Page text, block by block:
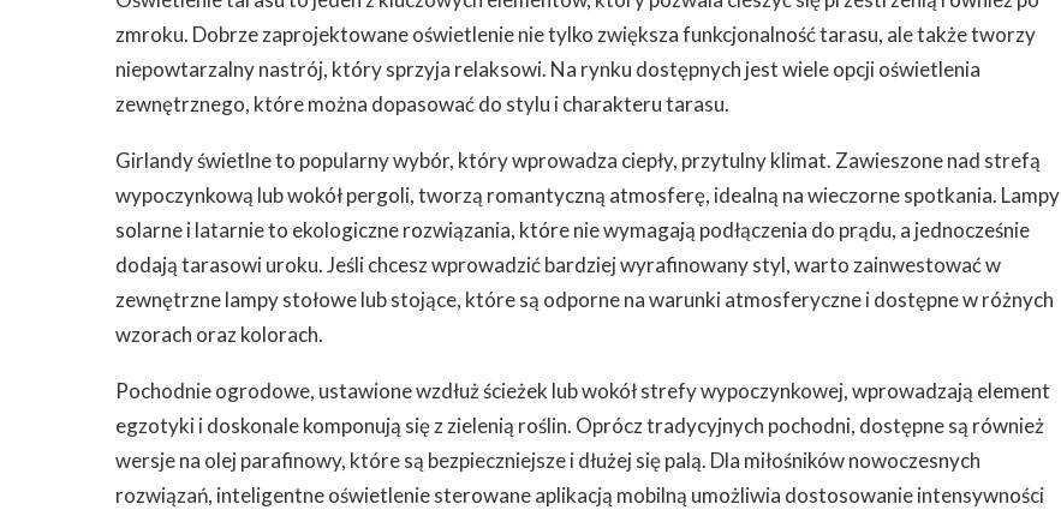
zmroku. Dobrze zaprojektowane oświetlenie nie tylko zwiększa funkcjonalność tarasu, ale także tworzy
niepowtarzalny nastrój, który sprzyja relaksowi. Na rynku dostępnych jest wiele opcji oświetlenia
zewnętrznego, które można dopasować do stylu i charakteru tarasu.
Girlandy świetlne to popularny wybór, który wprowadza ciepły, przytulny klimat. Zawieszone nad strefą
wypoczynkową lub wokół pergoli, tworzą romantyczną atmosferę, idealną na wieczorne spotkania. Lampy
solarne i latarnie to ekologiczne rozwiązania, które nie wymagają podłączenia do prądu, a jednocześnie
dodają tarasowi uroku. Jeśli chcesz wprowadzić bardziej wyrafinowany styl, warto zainwestować w
zewnętrzne lampy stołowe lub stojące, które są odporne na warunki atmosferyczne i dostępne w różnych
wzorach oraz kolorach.
Pochodnie ogrodowe, ustawione wzdłuż ścieżek lub wokół strefy wypoczynkowej, wprowadzają element
egzotyki i doskonale komponują się z zielenią roślin. Oprócz tradycyjnych pochodni, dostępne są również
wersje na olej parafinowy, które są bezpieczniejsze i dłużej się palą. Dla miłośników nowoczesnych
rozwiązań, inteligentne oświetlenie sterowane aplikacją mobilną umożliwia dostosowanie intensywności